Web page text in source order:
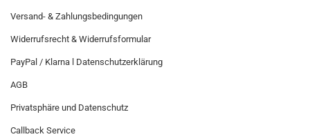
Versand- & Zahlungsbedingungen
Widerrufsrecht & Widerrufsformular
PayPal / Klarna l Datenschutzerklärung
AGB
Privatsphäre und Datenschutz
Callback Service